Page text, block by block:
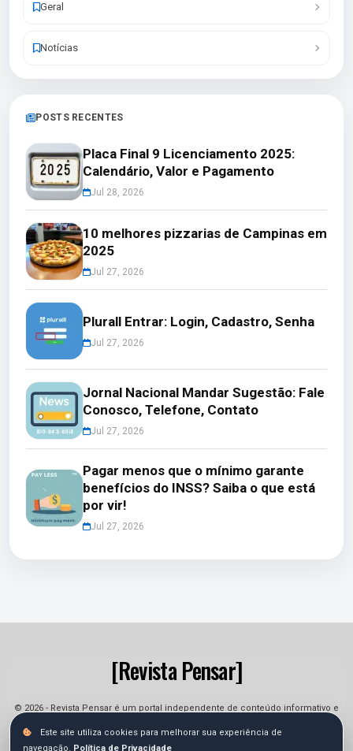
Geral
Notícias
POSTS RECENTES
Placa Final 9 Licenciamento 2025:
Calendário, Valor e Pagamento
Jul 28, 2026
10 melhores pizzarias de Campinas em
2025
Jul 27, 2026
Plurall Entrar: Login, Cadastro, Senha
Jul 27, 2026
Jornal Nacional Mandar Sugestão: Fale
Conosco, Telefone, Contato
Jul 27, 2026
Pagar menos que o mínimo garante
benefícios do INSS? Saiba o que está
por vir!
Jul 27, 2026
[Revista Pensar]
© 2026 - Revista Pensar é um portal independente de conteúdo informativo e
jornalístico. As informações podem sofrer alterações.
Este site utiliza cookies para melhorar sua experiência de
navegação. Política de Privacidade